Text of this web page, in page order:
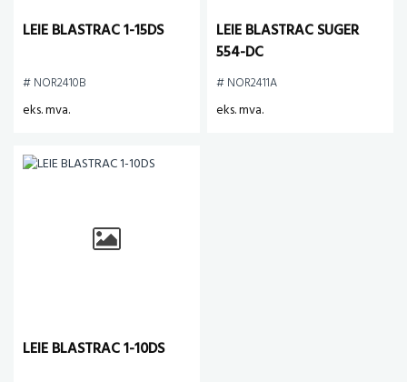
LEIE BLASTRAC 1-15DS
# NOR2410B
eks. mva.
LEIE BLASTRAC SUGER
554-DC
# NOR2411A
eks. mva.
LEIE BLASTRAC 1-10DS